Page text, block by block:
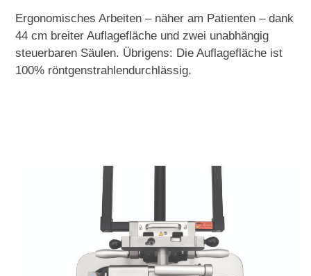
Ergonomisches Arbeiten – näher am Patienten – dank
44 cm breiter Auflagefläche und zwei unabhängig
steuerbaren Säulen. Übrigens: Die Auflagefläche ist
100% röntgenstrahlendurchlässig.